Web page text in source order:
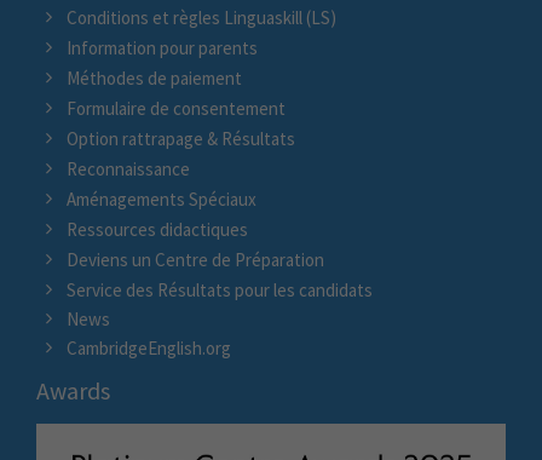
Conditions et règles Linguaskill (LS)
Information pour parents
Méthodes de paiement
Formulaire de consentement
Option rattrapage & Résultats
Reconnaissance
Aménagements Spéciaux
Ressources didactiques
Deviens un Centre de Préparation
Service des Résultats pour les candidats
News
CambridgeEnglish.org
Awards